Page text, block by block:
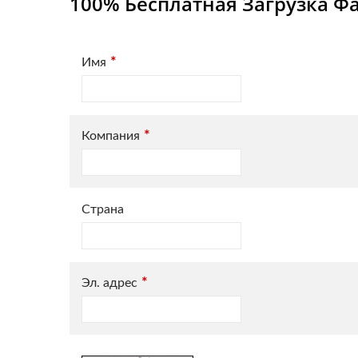
Имя *
Компания *
Страна
Эл. адрес *